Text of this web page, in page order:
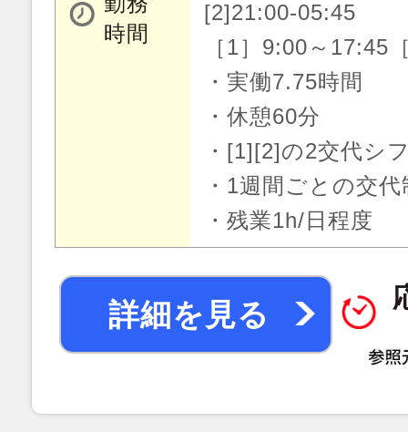
時間
[2]21:00-05:45
［1］9:00～17:45
・実働7.75時間
・休憩60分
・[1][2]の2交代シ
・1週間ごとの交代
・残業1h/日程度
詳細を見る